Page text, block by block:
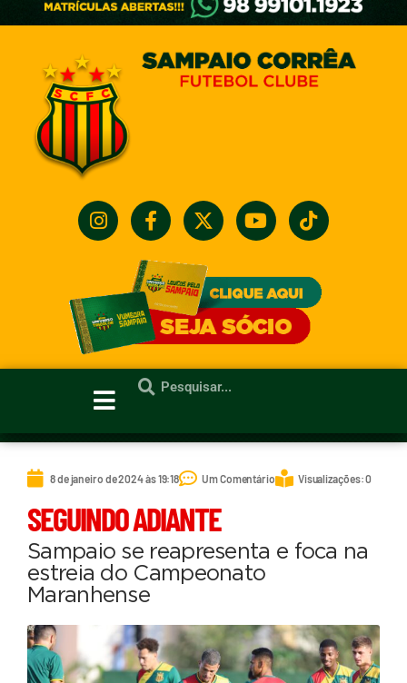
8 de janeiro de 2024 às 19:18 Um Comentário Visualizações: 0
SEGUINDO ADIANTE
Sampaio se reapresenta e foca na
estreia do Campeonato
Maranhense